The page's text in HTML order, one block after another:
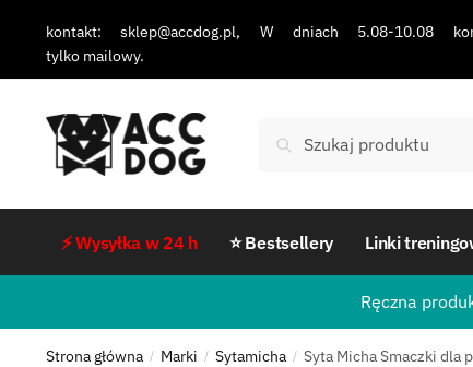
kontakt: sklep@accdog.pl, W dniach 5.08-10.08
tylko mailowy.
Szukaj
⚡ Wysyłka w 24 h ⭐ Bestsellery Linki
Ręczna
Strona główna / Marki / Sytamicha / Syta Micha Smaczki dla